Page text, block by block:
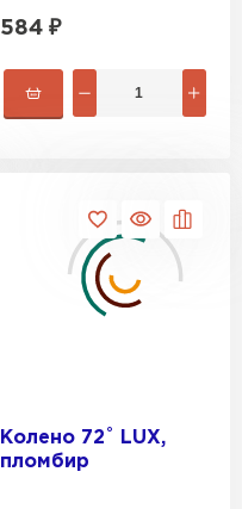
584 ₽
Колено 72˚ LUX,
пломбир